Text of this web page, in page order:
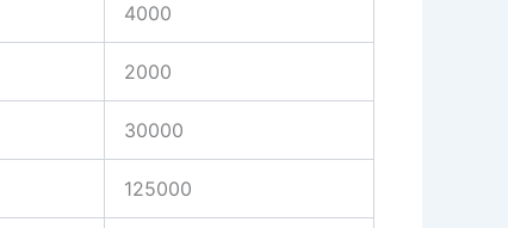
4000
2000
30000
125000